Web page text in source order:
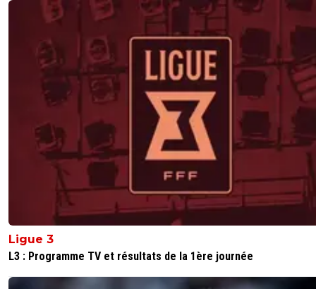
Ligue 3
L3 : Programme TV et résultats de la 1ère journée